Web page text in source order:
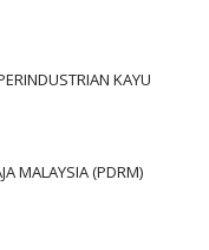
KAYU
MALAYSIA (PDRM)